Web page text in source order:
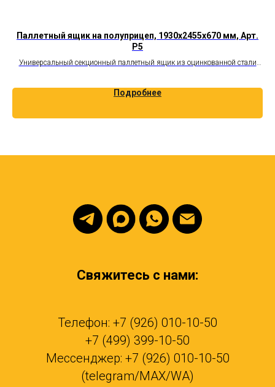
Паллетный ящик на полуприцеп, 1930х2455х670 мм, Арт.
P5
Универсальный секционный паллетный ящик из оцинкованной стали
Подробнее
Свяжитесь с нами:
Телефон: +7 (926) 010-10-50
+7 (499) 399-10-50
Мессенджер: +7 (926) 010-10-50
(telegram/MAX/WA)